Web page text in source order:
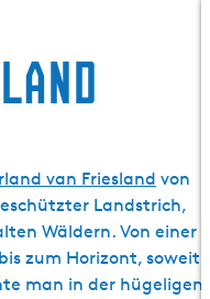
van Friesland von
Landstrich,
Wäldern. Von einer
zum Horizont, soweit
man in der hügeligen